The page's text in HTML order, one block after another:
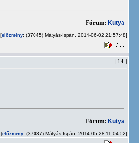
Fórum: Kutya
[előzmény: (37045) Mátyás-Ispán, 2014-06-02 21:57:48]
[14.]
Fórum: Kutya
[előzmény: (37037) Mátyás-Ispán, 2014-05-28 11:04:52]